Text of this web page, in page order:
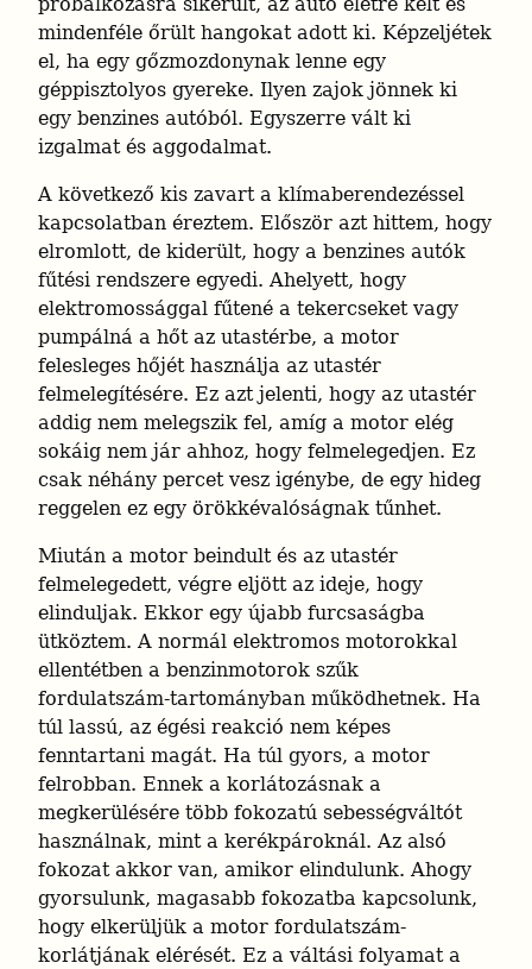
mindenféle őrült hangokat adott ki. Képzeljétek
el, ha egy gőzmozdonynak lenne egy
géppisztolyos gyereke. Ilyen zajok jönnek ki
egy benzines autóból. Egyszerre vált ki
izgalmat és aggodalmat.
A következő kis zavart a klímaberendezéssel
kapcsolatban éreztem. Először azt hittem, hogy
elromlott, de kiderült, hogy a benzines autók
fűtési rendszere egyedi. Ahelyett, hogy
elektromossággal fűtené a tekercseket vagy
pumpálná a hőt az utastérbe, a motor
felesleges hőjét használja az utastér
felmelegítésére. Ez azt jelenti, hogy az utastér
addig nem melegszik fel, amíg a motor elég
sokáig nem jár ahhoz, hogy felmelegedjen. Ez
csak néhány percet vesz igénybe, de egy hideg
reggelen ez egy örökkévalóságnak tűnhet.
Miután a motor beindult és az utastér
felmelegedett, végre eljött az ideje, hogy
elinduljak. Ekkor egy újabb furcsaságba
ütköztem. A normál elektromos motorokkal
ellentétben a benzinmotorok szűk
fordulatszám-tartományban működhetnek. Ha
túl lassú, az égési reakció nem képes
fenntartani magát. Ha túl gyors, a motor
felrobban. Ennek a korlátozásnak a
megkerülésére több fokozatú sebességváltót
használnak, mint a kerékpároknál. Az alsó
fokozat akkor van, amikor elindulunk. Ahogy
gyorsulunk, magasabb fokozatba kapcsolunk,
hogy elkerüljük a motor fordulatszám-
korlátjának elérését. Ez a váltási folyamat a